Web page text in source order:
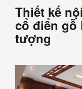
Thiết kế
cổ điển gỗ
tượng